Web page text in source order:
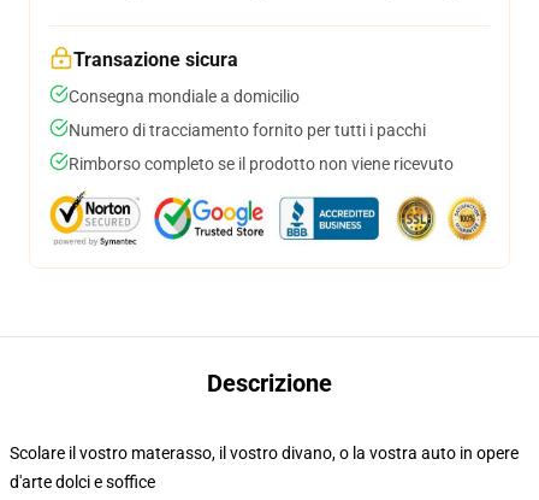
Transazione sicura
Consegna mondiale a domicilio
Numero di tracciamento fornito per tutti i pacchi
Rimborso completo se il prodotto non viene ricevuto
Descrizione
Scolare il vostro materasso, il vostro divano, o la vostra auto in opere
d'arte dolci e soffice